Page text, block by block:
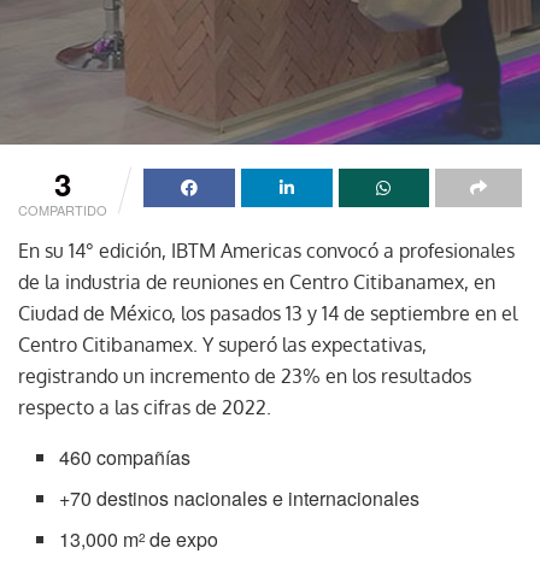
3
COMPARTIDO
En su 14° edición, IBTM Americas convocó a profesionales
de la industria de reuniones en Centro Citibanamex, en
Ciudad de México, los pasados 13 y 14 de septiembre en el
Centro Citibanamex. Y superó las expectativas,
registrando un incremento de 23% en los resultados
respecto a las cifras de 2022.
460 compañías
+70 destinos nacionales e internacionales
13,000 m2de expo